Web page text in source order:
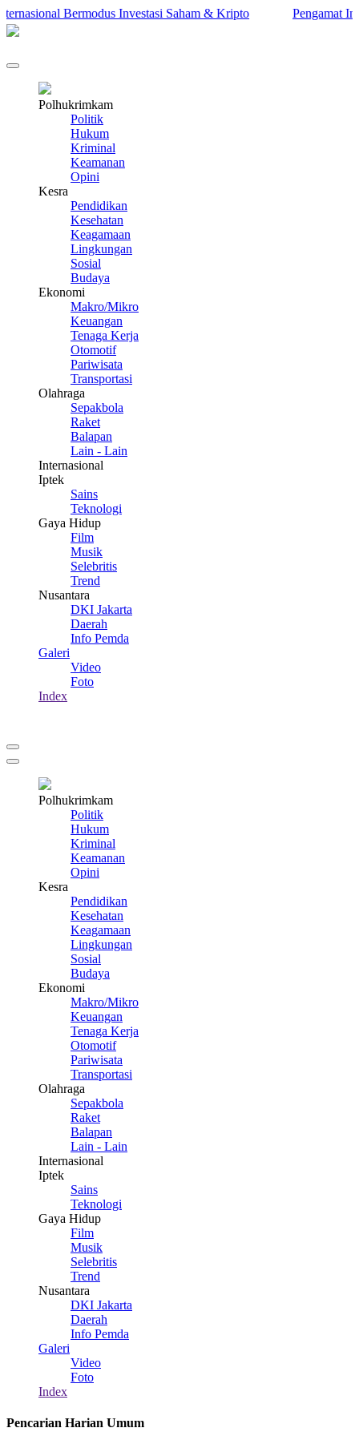
Bermodus Investasi Saham & Kripto Pengamat
Polhukrimkam
Politik
Hukum
Kriminal
Keamanan
Opini
Kesra
Pendidikan
Kesehatan
Keagamaan
Lingkungan
Sosial
Budaya
Ekonomi
Makro/Mikro
Keuangan
Tenaga Kerja
Otomotif
Pariwisata
Transportasi
Olahraga
Sepakbola
Raket
Balapan
Lain - Lain
Internasional
Iptek
Sains
Teknologi
Gaya Hidup
Film
Musik
Selebritis
Trend
Nusantara
DKI Jakarta
Daerah
Info Pemda
Galeri
Video
Foto
Index
Polhukrimkam
Politik
Hukum
Kriminal
Keamanan
Opini
Kesra
Pendidikan
Kesehatan
Keagamaan
Lingkungan
Sosial
Budaya
Ekonomi
Makro/Mikro
Keuangan
Tenaga Kerja
Otomotif
Pariwisata
Transportasi
Olahraga
Sepakbola
Raket
Balapan
Lain - Lain
Internasional
Iptek
Sains
Teknologi
Gaya Hidup
Film
Musik
Selebritis
Trend
Nusantara
DKI Jakarta
Daerah
Info Pemda
Galeri
Video
Foto
Index
Pencarian Harian Umum